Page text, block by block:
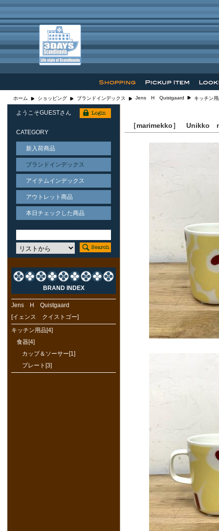
ホーム ショッピング ブランドインデックス Jens H Quistgaard キッチン
［marimekko］ Unikko
ようこそGUESTさん
CATEGORY
新入荷商品
ブランドインデックス
アイテムインデックス
アウトレット商品
本日チェックした商品
BRAND INDEX
Jens H Quistgaard
[イェンス クイストゴー]
キッチン用品[4]
食器[4]
カップ＆ソーサー[1]
プレート[3]